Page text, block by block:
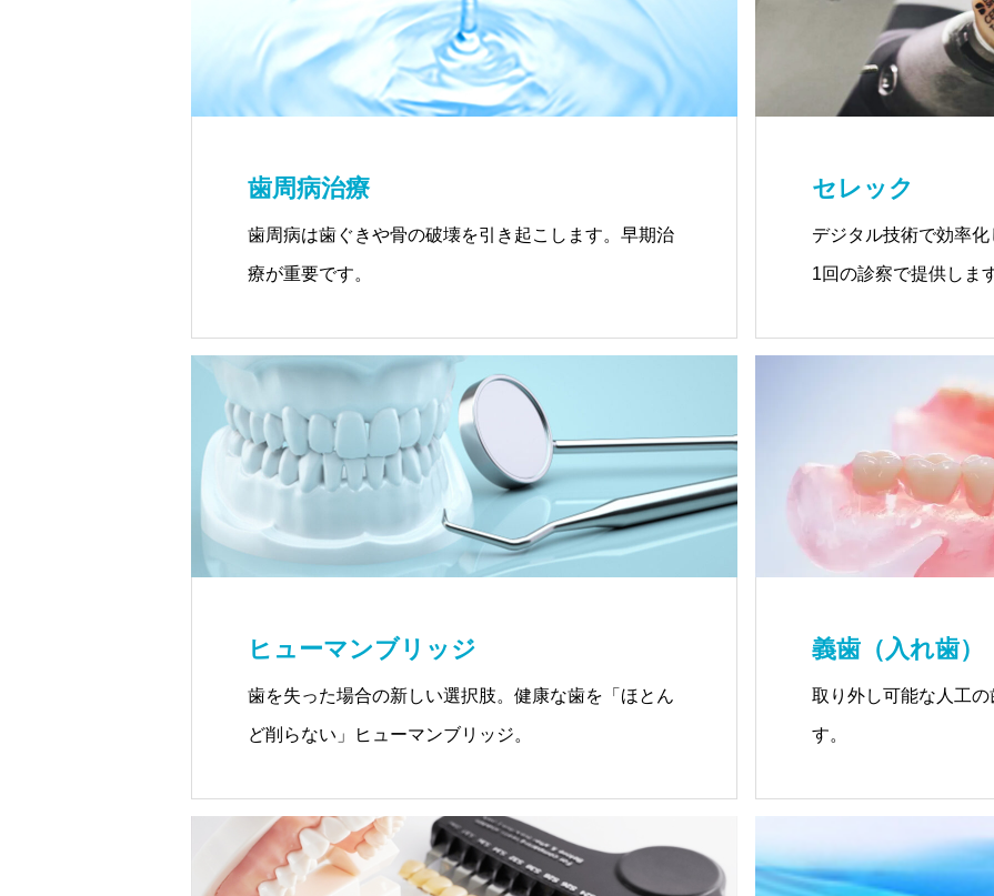
歯周病治療
歯周病は歯ぐきや骨の破壊を引き起こします。早期治
療が重要です。
セレック
デジタル技術で効率
1回の診察で提供しま
ヒューマンブリッジ
歯を失った場合の新しい選択肢。健康な歯を「ほとん
ど削らない」ヒューマンブリッジ。
義歯（入れ歯）
取り外し可能な人工
す。